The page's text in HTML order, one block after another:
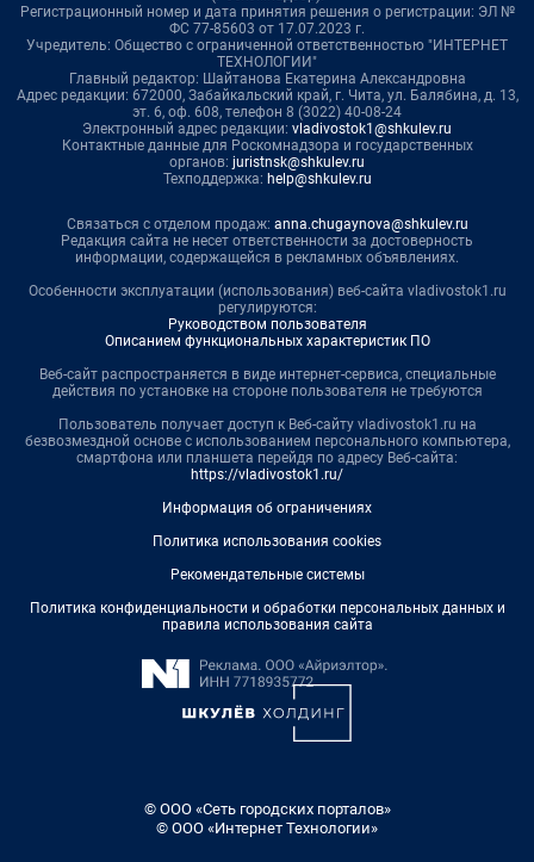
Регистрационный номер и дата принятия решения о регистрации: ЭЛ №
ФС 77-85603 от 17.07.2023 г.
Учредитель: Общество с ограниченной ответственностью "ИНТЕРНЕТ
ТЕХНОЛОГИИ"
Главный редактор: Шайтанова Екатерина Александровна
Адрес редакции: 672000, Забайкальский край, г. Чита, ул. Балябина, д. 13,
эт. 6, оф. 608, телефон 8 (3022) 40-08-24
Электронный адрес редакции: vladivostok1@shkulev.ru
Контактные данные для Роскомнадзора и государственных
органов: juristnsk@shkulev.ru
Техподдержка: help@shkulev.ru
Связаться с отделом продаж: anna.chugaynova@shkulev.ru
Редакция сайта не несет ответственности за достоверность
информации, содержащейся в рекламных объявлениях.
Особенности эксплуатации (использования) веб-сайта vladivostok1.ru
регулируются:
Руководством пользователя
Описанием функциональных характеристик ПО
Веб-сайт распространяется в виде интернет-сервиса, специальные
действия по установке на стороне пользователя не требуются
Пользователь получает доступ к Веб-сайту vladivostok1.ru на
безвозмездной основе с использованием персонального компьютера,
смартфона или планшета перейдя по адресу Веб-сайта:
https://vladivostok1.ru/
Информация об ограничениях
Политика использования cookies
Рекомендательные системы
Политика конфиденциальности и обработки персональных данных и
правила использования сайта
© ООО «Сеть городских порталов»
© ООО «Интернет Технологии»